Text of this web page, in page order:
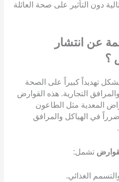
دون التأثير على صحة العائلة
عن انتشار
؟
تهديداً كبيراً على الصحة
التجارية. هذه القوارض
المعدية مثل الطاعون
في الهياكل والمرافق
تشمل:
الغذائي.